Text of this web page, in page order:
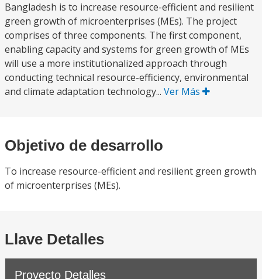
Bangladesh is to increase resource-efficient and resilient
green growth of microenterprises (MEs). The project
comprises of three components. The first component,
enabling capacity and systems for green growth of MEs
will use a more institutionalized approach through
conducting technical resource-efficiency, environmental
and climate adaptation technology... Ver Más
Objetivo de desarrollo
To increase resource-efficient and resilient green growth
of microenterprises (MEs).
Llave Detalles
Proyecto Detalles